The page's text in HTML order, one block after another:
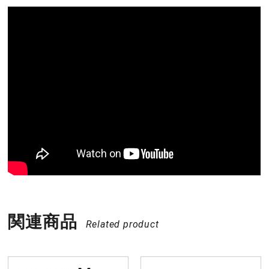
関連商品 Related product